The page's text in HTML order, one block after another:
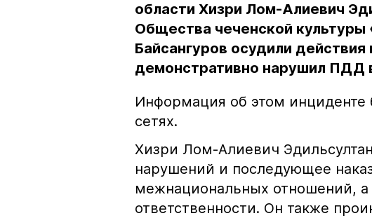
области Хизри Лом-Алиевич
Общества чеченской
Байсангуров осудили действия
демонстративно нарушил ПДД
Информация об этом
сетях.
Хизри Лом-Алиевич
нарушений и последующее
межнациональных отношений, а
ответственности. Он также